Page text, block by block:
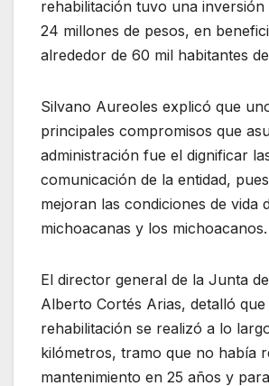
rehabilitación tuvo una
24 millones de pesos, en
alrededor de 60 mil habitantes
Silvano Aureoles explicó que
principales compromisos que
administración fue el dignificar
comunicación de la entidad,
mejoran las condiciones de vida
michoacanas y los michoacanos.
El director general de la Junta
Alberto Cortés Arias, detalló que
rehabilitación se realizó a lo
kilómetros, tramo que no había
mantenimiento en 25 años y